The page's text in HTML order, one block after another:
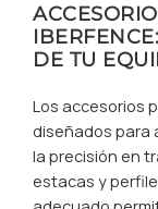
DE TU
Los accesorios
diseñados para
la precisión en
estacas y